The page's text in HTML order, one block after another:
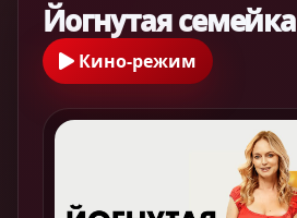
Йогнутая семейка
Кино-режим